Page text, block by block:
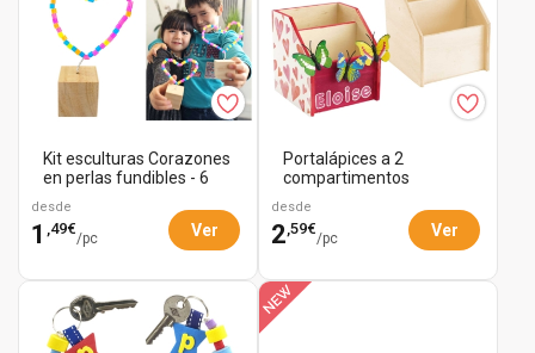
Kit esculturas Corazones
en perlas fundibles - 6
desde
1 ,49€
/pc Ver
Portalápices a 2
compartimentos
desde
2 ,59€
/pc Ver